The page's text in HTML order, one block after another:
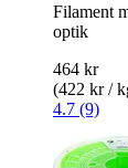
Filament
optik
464 kr
(422 kr /
4.7 (9)